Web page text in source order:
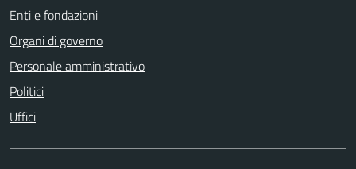
Enti e fondazioni
Organi di governo
Personale amministrativo
Politici
Uffici